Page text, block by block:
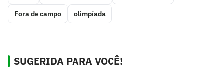
Fora de campo olimpíada
SUGERIDA PARA VOCÊ!